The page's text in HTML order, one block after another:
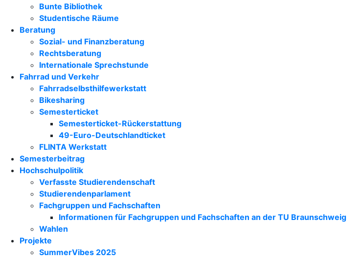
Bunte Bibliothek
Studentische Räume
Beratung
Sozial- und Finanzberatung
Rechtsberatung
Internationale Sprechstunde
Fahrrad und Verkehr
Fahrradselbsthilfewerkstatt
Bikesharing
Semesterticket
Semesterticket-Rückerstattung
49-Euro-Deutschlandticket
FLINTA Werkstatt
Semesterbeitrag
Hochschulpolitik
Verfasste Studierendenschaft
Studierendenparlament
Fachgruppen und Fachschaften
Informationen für Fachgruppen und Fachschaften an der TU Braunschweig
Wahlen
Projekte
SummerVibes 2025